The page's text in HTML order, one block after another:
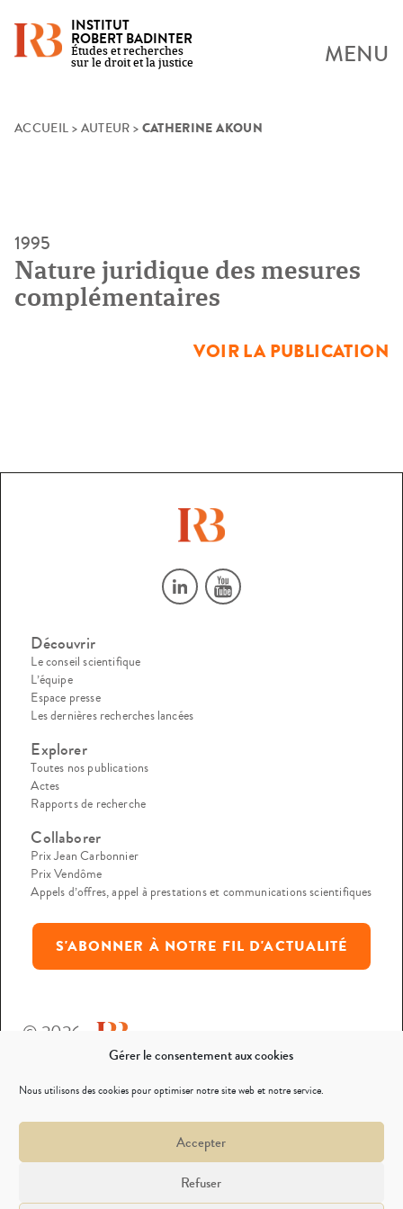
Gérer le consentement aux cookies
Nous utilisons des cookies pour optimiser notre site web et notre service.
Accepter
Refuser
Skip
INSTITUT
ROBERT BADINTER
Études et recherches
sur le droit et la justice
MENU
ACCUEIL > AUTEUR > CATHERINE AKOUN
1995
Nature juridique des mesures
complémentaires
VOIR LA PUBLICATION
Découvrir
Le conseil scientifique
L’équipe
Espace presse
Les dernières recherches lancées
Explorer
Toutes nos publications
Actes
Rapports de recherche
Collaborer
Prix Jean Carbonnier
Prix Vendôme
Appels d’offres, appel à prestations et communications scientifiques
S'ABONNER À NOTRE FIL D'ACTUALITÉ
© 2026